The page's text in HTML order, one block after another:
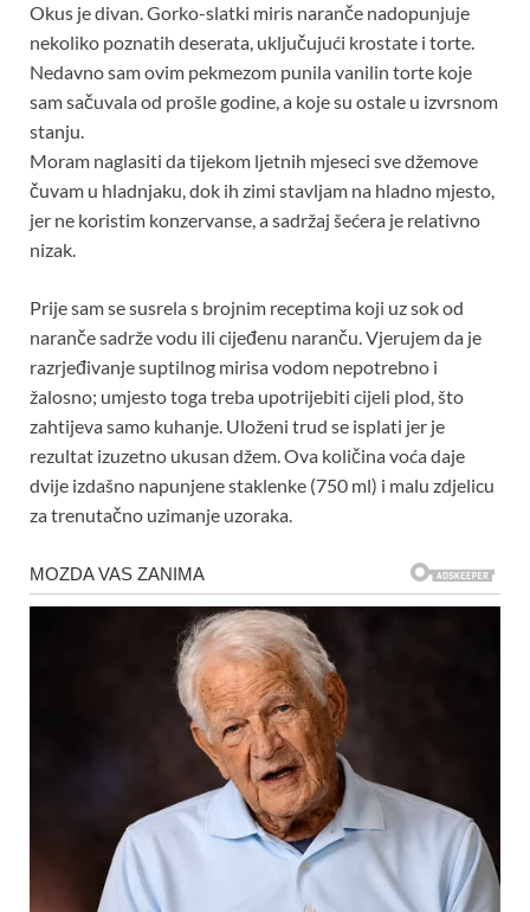
Okus je divan. Gorko-slatki miris naranče nadopunjuje
nekoliko poznatih deserata, uključujući krostate i torte.
Nedavno sam ovim pekmezom punila vanilin torte koje
sam sačuvala od prošle godine, a koje su ostale u izvrsnom
stanju.
Moram naglasiti da tijekom ljetnih mjeseci sve džemove
čuvam u hladnjaku, dok ih zimi stavljam na hladno mjesto,
jer ne koristim konzervanse, a sadržaj šećera je relativno
nizak.
Prije sam se susrela s brojnim receptima koji uz sok od
naranče sadrže vodu ili cijeđenu naranču. Vjerujem da je
razrjeđivanje suptilnog mirisa vodom nepotrebno i
žalosno; umjesto toga treba upotrijebiti cijeli plod, što
zahtijeva samo kuhanje. Uloženi trud se isplati jer je
rezultat izuzetno ukusan džem. Ova količina voća daje
dvije izdašno napunjene staklenke (750 ml) i malu zdjelicu
za trenutačno uzimanje uzoraka.